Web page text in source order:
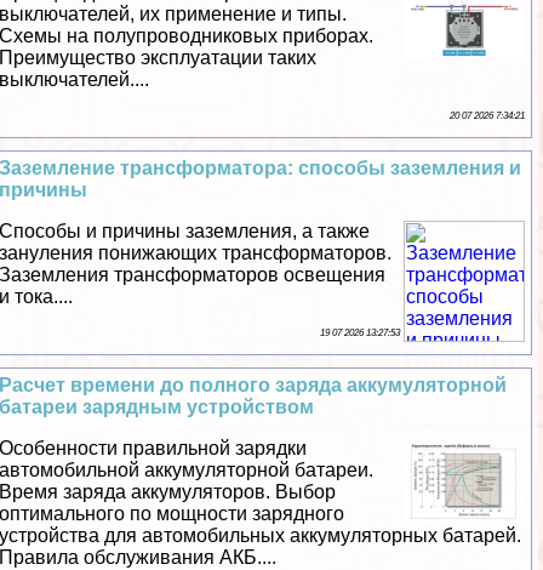
выключателей, их применение и типы.
Схемы на полупроводниковых приборах.
Преимущество эксплуатации таких
выключателей....
20 07 2026 7:34:21
Заземление трaнcформатора: способы заземления и
причины
Способы и причины заземления, а также
зануления понижающих трaнcформаторов.
Заземления трaнcформаторов освещения
и тока....
19 07 2026 13:27:53
Расчет времени до полного заряда аккумуляторной
батареи зарядным устройством
Особенности правильной зарядки
автомобильной аккумуляторной батареи.
Время заряда аккумуляторов. Выбор
оптимального по мощности зарядного
устройства для автомобильных аккумуляторных батарей.
Правила обслуживания АКБ....